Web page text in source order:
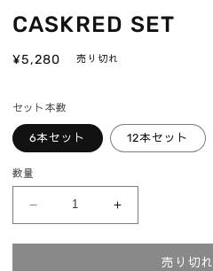
で
デ
(1)
開
く
CASKRED SET
通
¥5,280 売り切れ
セット本数
6本セット 12本セット
数量
CASKRED
SET
の
CASKRED
SET
の
売り切れ